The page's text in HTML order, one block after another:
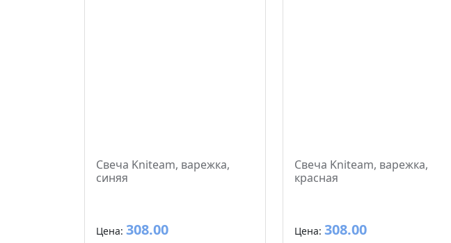
Свеча Kniteam, варежка,
синяя
Цена: 308.00
Свеча Kniteam, варежка,
красная
Цена: 308.00